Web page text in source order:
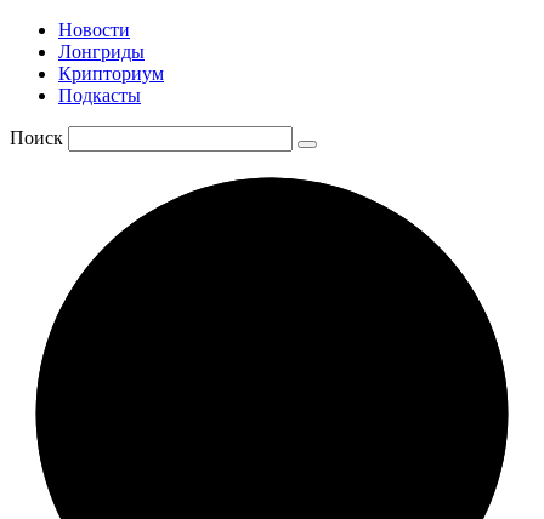
Новости
Лонгриды
Крипториум
Подкасты
Поиск